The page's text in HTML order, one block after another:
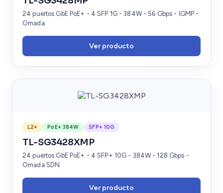
24 puertos GbE PoE+ - 4 SFP 1G - 384W - 56 Gbps - IGMP -
Omada
Ver producto
L2+ PoE+ 384W SFP+ 10G
TL-SG3428XMP
24 puertos GbE PoE+ - 4 SFP+ 10G - 384W - 128 Gbps -
Omada SDN
Ver producto